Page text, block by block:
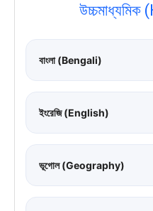
বাংলা (Bengali)
ইংরেজি (English)
ভূগোল (Geography)